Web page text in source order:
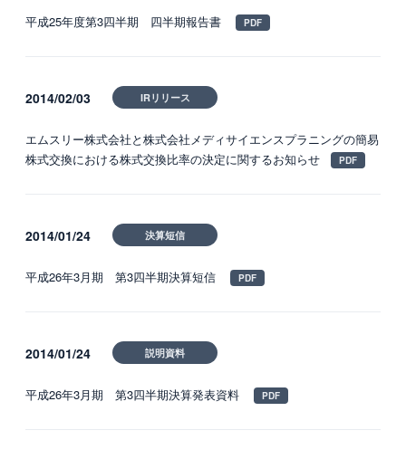
平成25年度第3四半期 四半期報告書
2014/02/03 IRリリース
エムスリー株式会社と株式会社メディサイエンスプラニングの簡易
株式交換における株式交換比率の決定に関するお知らせ
2014/01/24 決算短信
平成26年3月期 第3四半期決算短信
2014/01/24 説明資料
平成26年3月期 第3四半期決算発表資料